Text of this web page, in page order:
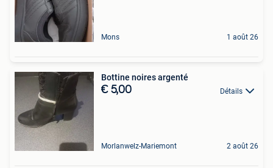
Mons 1 août 26
Bottine noires argenté
€ 5,00 Détails
Morlanwelz-Mariemont 2 août 26